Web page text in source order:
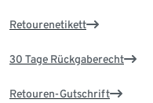
Retourenetikett
30 Tage Rückgaberecht
Retouren-Gutschrift